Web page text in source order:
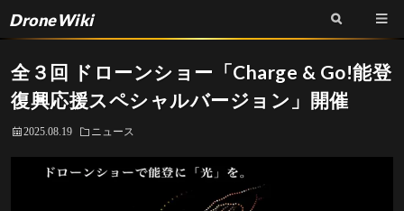
DroneWiki
全３回 ドローンショー「Charge & Go!能登
復興応援スペシャルバージョン」開催
2025.08.19 ニュース